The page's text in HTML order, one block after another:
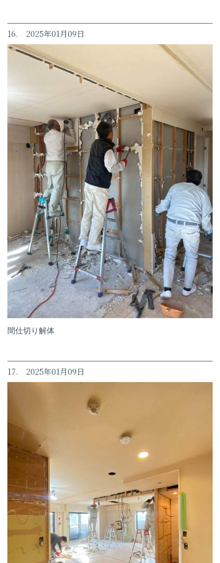
16. 2025年01月09日
間仕切り解体
17. 2025年01月09日